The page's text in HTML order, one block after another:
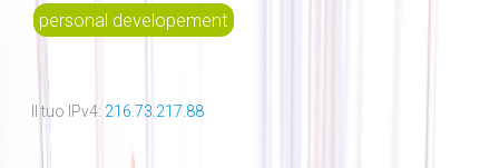
personal developement
Il tuo IPv4: 216.73.217.88